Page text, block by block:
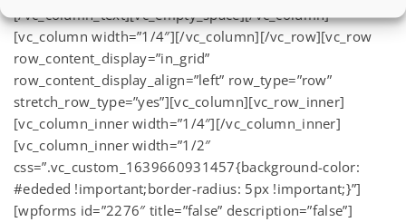
[/vc_column_text][vc_empty_space][/vc_column]
[vc_column width=”1/4″][/vc_column][/vc_row][vc_row
row_content_display=”in_grid”
row_content_display_align=”left” row_type=”row”
stretch_row_type=”yes”][vc_column][vc_row_inner]
[vc_column_inner width=”1/4″][/vc_column_inner]
[vc_column_inner width=”1/2″
css=”.vc_custom_1639660931457{background-color:
#ededed !important;border-radius: 5px !important;}”]
[wpforms id=”2276″ title=”false” description=”false”]